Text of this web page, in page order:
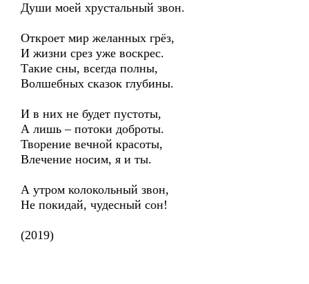
Души моей хрустальный звон.
Откроет мир желанных грёз,
И жизни срез уже воскрес.
Такие сны, всегда полны,
Волшебных сказок глубины.
И в них не будет пустоты,
А лишь – потоки доброты.
Творение вечной красоты,
Влечение носим, я и ты.
А утром колокольный звон,
Не покидай, чудесный сон!
(2019)